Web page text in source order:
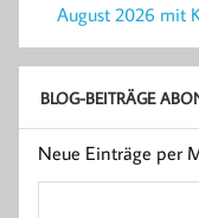
August 2026 mit
BLOG-BEITRÄGE
Neue Einträge per